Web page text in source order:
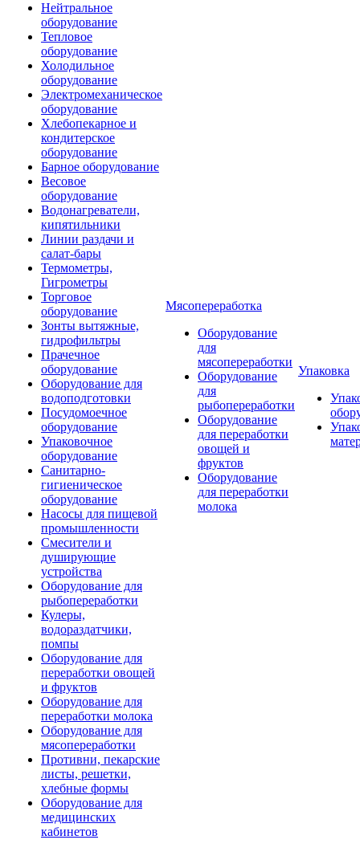
Нейтральное
оборудование
Тепловое
оборудование
Холодильное
оборудование
Электромеханическое
оборудование
Хлебопекарное и
кондитерское
оборудование
Барное оборудование
Весовое
оборудование
Водонагреватели,
кипятильники
Линии раздачи и
салат-бары
Термометры,
Гигрометры
Торговое
оборудование
Зонты вытяжные,
гидрофильтры
Прачечное
оборудование
Оборудование для
водоподготовки
Посудомоечное
оборудование
Упаковочное
оборудование
Санитарно-
гигиеническое
оборудование
Насосы для пищевой
промышленности
Смесители и
душирующие
устройства
Оборудование для
рыбопереработки
Кулеры,
водораздатчики,
помпы
Оборудование для
переработки овощей
и фруктов
Оборудование для
переработки молока
Оборудование для
мясопереработки
Противни, пекарские
листы, решетки,
хлебные формы
Оборудование для
медицинских
кабинетов
Мясопереработка
Оборудование
для
мясопереработки
Оборудование
для
рыбопереработки
Оборудование
для переработки
овощей и
фруктов
Оборудование
для переработки
молока
Упаковка